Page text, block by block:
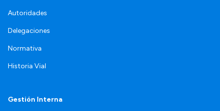
Autoridades
Delegaciones
Normativa
Historia Vial
Gestión Interna